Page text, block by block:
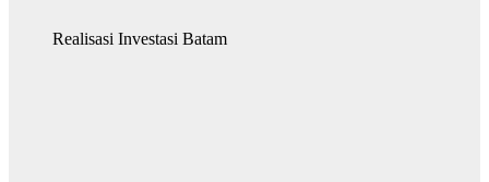
Realisasi Investasi Batam